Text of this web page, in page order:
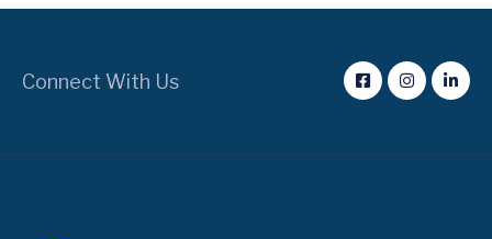
Connect With Us